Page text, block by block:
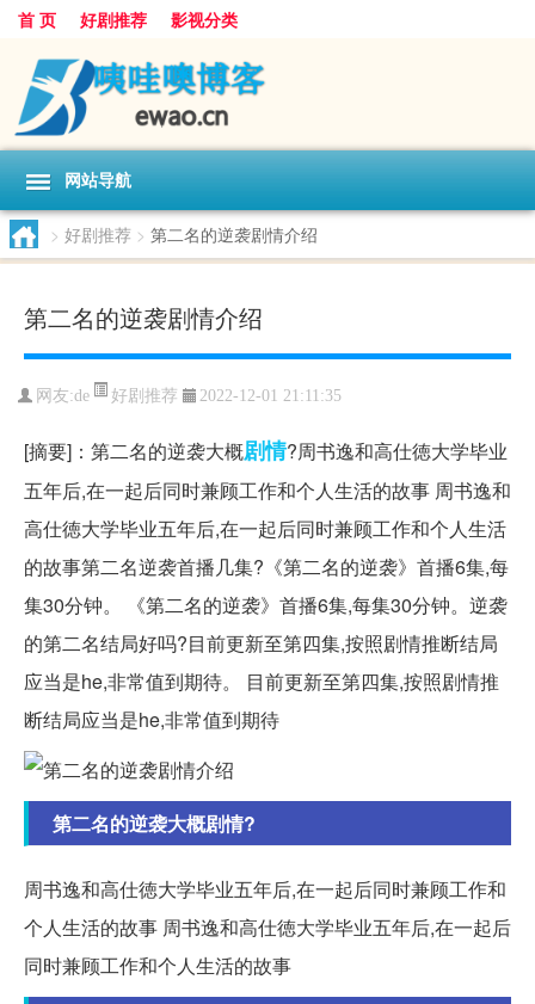
首 页 好剧推荐 影视分类
网站导航
> 好剧推荐 > 第二名的逆袭剧情介绍
第二名的逆袭剧情介绍
网友:de 好剧推荐 2022-12-01 21:11:35
[摘要]：第二名的逆袭大概剧情?周书逸和高仕徳大学毕业
五年后,在一起后同时兼顾工作和个人生活的故事 周书逸和
高仕徳大学毕业五年后,在一起后同时兼顾工作和个人生活
的故事第二名逆袭首播几集?《第二名的逆袭》首播6集,每
集30分钟。 《第二名的逆袭》首播6集,每集30分钟。逆袭
的第二名结局好吗?目前更新至第四集,按照剧情推断结局
应当是he,非常值到期待。 目前更新至第四集,按照剧情推
断结局应当是he,非常值到期待
第二名的逆袭大概剧情?
周书逸和高仕徳大学毕业五年后,在一起后同时兼顾工作和
个人生活的故事 周书逸和高仕徳大学毕业五年后,在一起后
同时兼顾工作和个人生活的故事